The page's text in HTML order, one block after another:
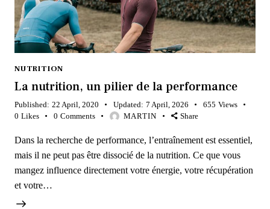
NUTRITION
La nutrition, un pilier de la performance
Published: 22 April, 2020 Updated: 7 April, 2026 655 Views
0 Likes 0 Comments MARTIN Share
Dans la recherche de performance, l’entraînement est essentiel,
mais il ne peut pas être dissocié de la nutrition. Ce que vous
mangez influence directement votre énergie, votre récupération
et votre…